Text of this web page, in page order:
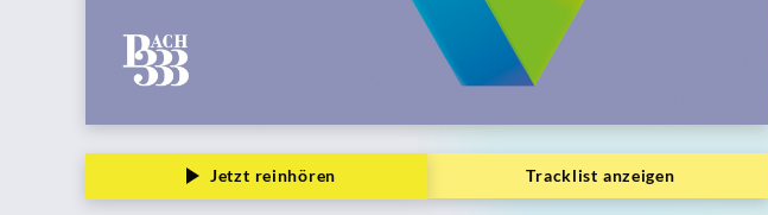
Jetzt reinhören Tracklist anzeigen